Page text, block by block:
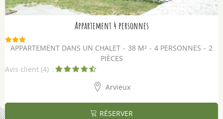
Appartement 4 personnes
APPARTEMENT DANS UN CHALET 38 M² 4 PERSONNES
2
PIÈCES
Avis client (4)
Arvieux
RÉSERVER